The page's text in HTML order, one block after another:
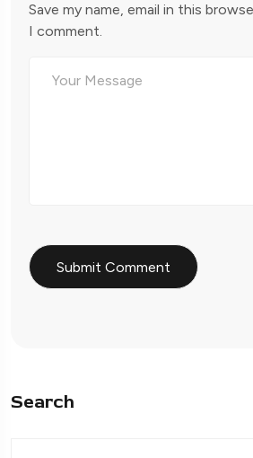
Save my name, email in this
I comment.
Search